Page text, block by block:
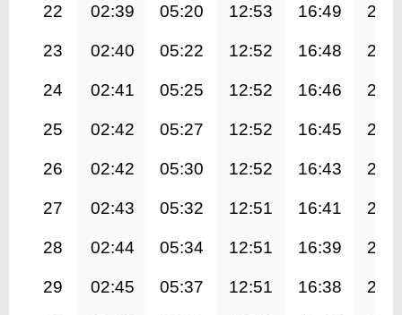
22 02:39 05:20 12:53 16:49
23 02:40 05:22 12:52 16:48
24 02:41 05:25 12:52 16:46
25 02:42 05:27 12:52 16:45
26 02:42 05:30 12:52 16:43
27 02:43 05:32 12:51 16:41
28 02:44 05:34 12:51 16:39
29 02:45 05:37 12:51 16:38